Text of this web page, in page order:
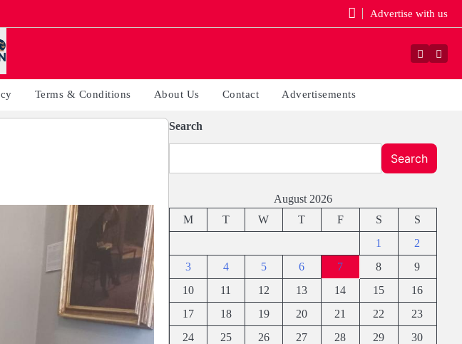
Advertise with us
Facebook
Terms & Conditions About Us Contact Advertisements
Search
Search
August 2026
M
T W T F S
S
1
2
3
4 5 6 7 8
9
10
11 12 13 14 15
16
17
18 19 20 21 22
23
24
25 26 27 28 29
30